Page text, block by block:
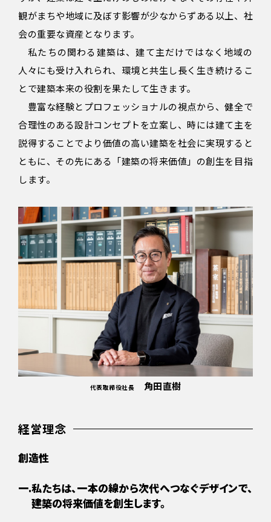
観がまちや地域に及ぼす影響が少なからずある以上、社
会の重要な資産となります。
私たちの関わる建築は、建て主だけではなく地域の
人々にも受け入れられ、環境と共生し長く生き続けるこ
とで建築本来の役割を果たして生きます。
豊富な経験とプロフェッショナルの視点から、健全で
合理性のある設計コンセプトを立案し、時には建て主を
説得することでより価値の高い建築を社会に実現すると
ともに、その先にある「建築の将来価値」の創生を目指
します。
代表取締役社長 角田直樹
経営理念
創造性
一.私たちは、一本の線から次代へつなぐデザインで、
建築の将来価値を創生します。